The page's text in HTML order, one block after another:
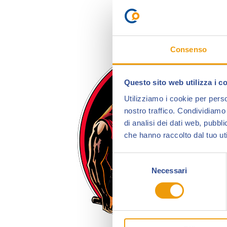
Consenso
Questo sito web utilizza i
Utilizziamo i cookie per
nostro traffico.
di analisi dei dati web,
che hanno raccolto dal tuo
del
Necessari